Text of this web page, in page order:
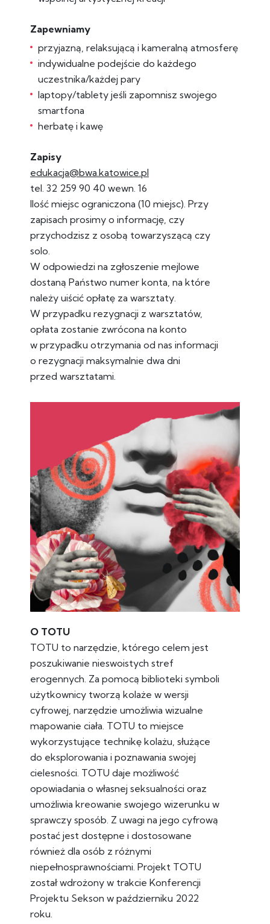
Zapewniamy
przyjazną, relaksującą i kameralną atmosferę
indywidualne podejście do każdego
uczestnika/każdej pary
laptopy/tablety jeśli zapomnisz swojego
smartfona
herbatę i kawę
Zapisy
edukacja@bwa.katowice.pl
tel. 32 259 90 40 wewn. 16
Ilość miejsc ograniczona (10 miejsc). Przy
zapisach prosimy o informację, czy
przychodzisz z osobą towarzyszącą czy
solo.
W odpowiedzi na zgłoszenie mejlowe
dostaną Państwo numer konta, na które
należy uiścić opłatę za warsztaty.
W przypadku rezygnacji z warsztatów,
opłata zostanie zwrócona na konto
w przypadku otrzymania od nas informacji
o rezygnacji maksymalnie dwa dni
przed warsztatami.
O TOTU
TOTU to narzędzie, którego celem jest
poszukiwanie nieswoistych stref
erogennych. Za pomocą biblioteki symboli
użytkownicy tworzą kolaże w wersji
cyfrowej, narzędzie umożliwia wizualne
mapowanie ciała. TOTU to miejsce
wykorzystujące technikę kolażu, służące
do eksplorowania i poznawania swojej
cielesności. TOTU daje możliwość
opowiadania o własnej seksualności oraz
umożliwia kreowanie swojego wizerunku w
sprawczy sposób. Z uwagi na jego cyfrową
postać jest dostępne i dostosowane
również dla osób z różnymi
niepełnosprawnościami. Projekt TOTU
został wdrożony w trakcie Konferencji
Projektu Sekson w październiku 2022
roku.